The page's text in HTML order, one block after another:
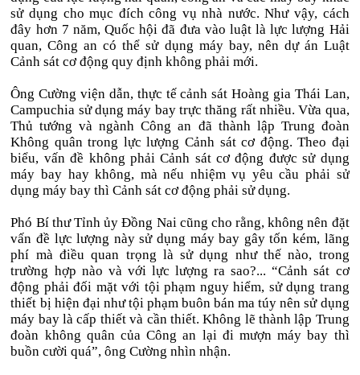
sử dụng cho mục đích công vụ nhà nước. Như vậy, cách
đây hơn 7 năm, Quốc hội đã đưa vào luật là lực lượng Hải
quan, Công an có thể sử dụng máy bay, nên dự án Luật
Cảnh sát cơ động quy định không phải mới.
Ông Cường viện dẫn, thực tế cảnh sát Hoàng gia Thái Lan,
Campuchia sử dụng máy bay trực thăng rất nhiều. Vừa qua,
Thủ tướng và ngành Công an đã thành lập Trung đoàn
Không quân trong lực lượng Cảnh sát cơ động. Theo đại
biểu, vấn đề không phải Cảnh sát cơ động được sử dụng
máy bay hay không, mà nếu nhiệm vụ yêu cầu phải sử
dụng máy bay thì Cảnh sát cơ động phải sử dụng.
Phó Bí thư Tỉnh ủy Đồng Nai cũng cho rằng, không nên đặt
vấn đề lực lượng này sử dụng máy bay gây tốn kém, lãng
phí mà điều quan trọng là sử dụng như thế nào, trong
trường hợp nào và với lực lượng ra sao?... “Cảnh sát cơ
động phải đối mặt với tội phạm nguy hiểm, sử dụng trang
thiết bị hiện đại như tội phạm buôn bán ma túy nên sử dụng
máy bay là cấp thiết và cần thiết. Không lẽ thành lập Trung
đoàn không quân của Công an lại đi mượn máy bay thì
buồn cười quá”, ông Cường nhìn nhận.